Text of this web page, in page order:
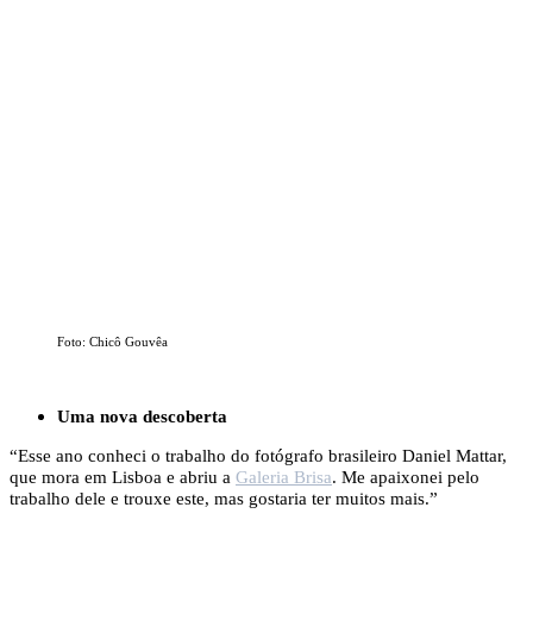
Foto: Chicô Gouvêa
Uma nova descoberta
“Esse ano conheci o trabalho do fotógrafo brasileiro Daniel Mattar,
que mora em Lisboa e abriu a Galeria Brisa. Me apaixonei pelo
trabalho dele e trouxe este, mas gostaria ter muitos mais.”